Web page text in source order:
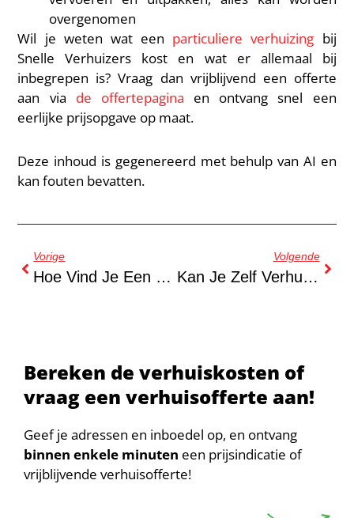
overgenomen
Wil je weten wat een particuliere verhuizing bij
Snelle Verhuizers kost en wat er allemaal bij
inbegrepen is? Vraag dan vrijblijvend een offerte
aan via de offertepagina en ontvang snel een
eerlijke prijsopgave op maat.
Deze inhoud is gegenereerd met behulp van AI en
kan fouten bevatten.
Vorige
Hoe Vind Je Een Betrouwbaar Verhuisbedrijf In Amsterdam?
Volgende
Kan Je Zelf Verhuizen In Amsterdam Of Is Een Bedrijf Beter?
Bereken de verhuiskosten of
vraag een verhuisofferte aan!
Geef je adressen en inboedel op, en ontvang
binnen enkele minuten een prijsindicatie of
vrijblijvende verhuisofferte!